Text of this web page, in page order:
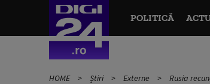
POLITICĂ
HOME Știri Externe Rusia